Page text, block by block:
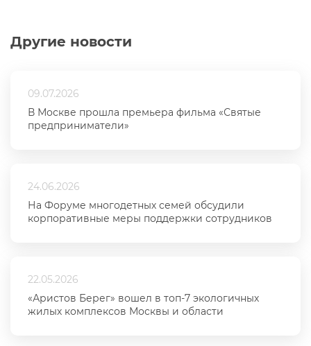
Другие новости
09.07.2026
В Москве прошла премьера фильма «Святые
предприниматели»
24.06.2026
На Форуме многодетных семей обсудили
корпоративные меры поддержки сотрудников
22.05.2026
«Аристов Берег» вошел в топ-7 экологичных
жилых комплексов Москвы и области